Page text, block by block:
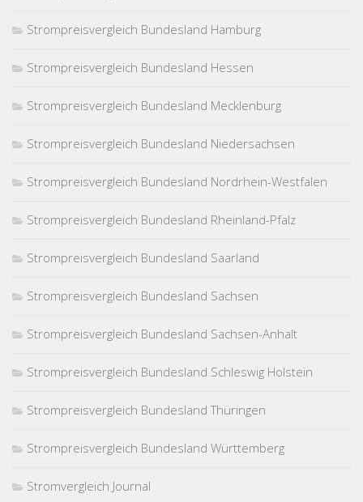
Strompreisvergleich Bundesland Hamburg
Strompreisvergleich Bundesland Hessen
Strompreisvergleich Bundesland Mecklenburg
Strompreisvergleich Bundesland Niedersachsen
Strompreisvergleich Bundesland Nordrhein-Westfalen
Strompreisvergleich Bundesland Rheinland-Pfalz
Strompreisvergleich Bundesland Saarland
Strompreisvergleich Bundesland Sachsen
Strompreisvergleich Bundesland Sachsen-Anhalt
Strompreisvergleich Bundesland Schleswig Holstein
Strompreisvergleich Bundesland Thüringen
Strompreisvergleich Bundesland Württemberg
Stromvergleich Journal